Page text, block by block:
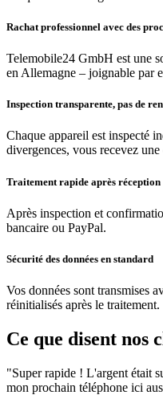
Rachat professionnel avec des
Telemobile24 GmbH est une
en Allemagne – joignable par
Inspection transparente, pas de
Chaque appareil est inspecté
divergences, vous recevez
Traitement rapide après réception
Après inspection et
bancaire ou PayPal.
Sécurité des données en standard
Vos données sont transmises
réinitialisés après le traitement.
Ce que disent nos
"Super rapide ! L'argent était
mon prochain téléphone ici